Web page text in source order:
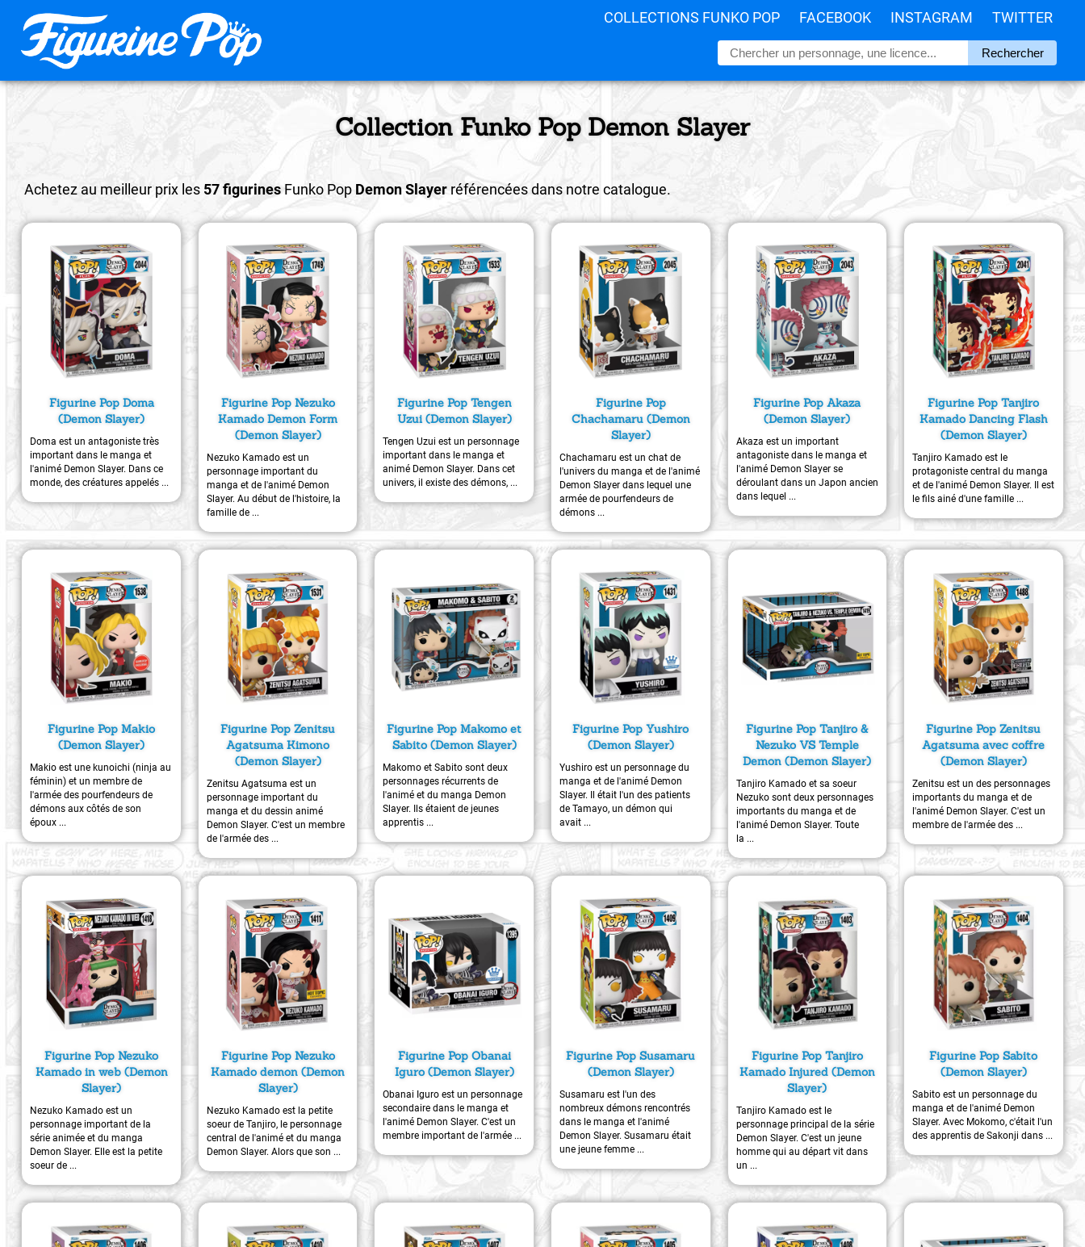
COLLECTIONS FUNKO POP FACEBOOK INSTAGRAM TWITTER
Collection Funko Pop Demon Slayer
Achetez au meilleur prix les 57 figurines Funko Pop Demon Slayer référencées dans notre catalogue.
Figurine Pop Doma
(Demon Slayer)
Doma est un antagoniste très
important dans le manga et
l'animé Demon Slayer. Dans ce
monde, des créatures appelés ...
Figurine Pop Nezuko
Kamado Demon Form
(Demon Slayer)
Nezuko Kamado est un
personnage important du
manga et de l'animé Demon
Slayer. Au début de l'histoire, la
famille de ...
Figurine Pop Tengen
Uzui (Demon Slayer)
Tengen Uzui est un personnage
important dans le manga et
animé Demon Slayer. Dans cet
univers, il existe des démons, ...
Figurine Pop
Chachamaru (Demon
Slayer)
Chachamaru est un chat de
l'univers du manga et de l'animé
Demon Slayer dans lequel une
armée de pourfendeurs de
démons ...
Figurine Pop Akaza
(Demon Slayer)
Akaza est un important
antagoniste dans le manga et
l'animé Demon Slayer se
déroulant dans un Japon ancien
dans lequel ...
Figurine Pop Tanjiro
Kamado Dancing Flash
(Demon Slayer)
Tanjiro Kamado est le
protagoniste central du manga
et de l'animé Demon Slayer. Il est
le fils ainé d'une famille ...
Figurine Pop Makio
(Demon Slayer)
Makio est une kunoichi (ninja au
féminin) et un membre de
l'armée des pourfendeurs de
démons aux côtés de son
époux ...
Figurine Pop Zenitsu
Agatsuma Kimono
(Demon Slayer)
Zenitsu Agatsuma est un
personnage important du
manga et du dessin animé
Demon Slayer. C'est un membre
de l'armée des ...
Figurine Pop Makomo et
Sabito (Demon Slayer)
Makomo et Sabito sont deux
personnages récurrents de
l'animé et du manga Demon
Slayer. Ils étaient de jeunes
apprentis ...
Figurine Pop Yushiro
(Demon Slayer)
Yushiro est un personnage du
manga et de l'animé Demon
Slayer. Il était l'un des patients
de Tamayo, un démon qui
avait ...
Figurine Pop Tanjiro &
Nezuko VS Temple
Demon (Demon Slayer)
Tanjiro Kamado et sa soeur
Nezuko sont deux personnages
importants du manga et de
l'animé Demon Slayer. Toute
la ...
Figurine Pop Zenitsu
Agatsuma avec coffre
(Demon Slayer)
Zenitsu est un des personnages
importants du manga et de
l'animé Demon Slayer. C'est un
membre de l'armée des ...
Figurine Pop Nezuko
Kamado in web (Demon
Slayer)
Nezuko Kamado est un
personnage important de la
série animée et du manga
Demon Slayer. Elle est la petite
soeur de ...
Figurine Pop Nezuko
Kamado demon (Demon
Slayer)
Nezuko Kamado est la petite
soeur de Tanjiro, le personnage
central de l'animé et du manga
Demon Slayer. Alors que son ...
Figurine Pop Obanai
Iguro (Demon Slayer)
Obanai Iguro est un personnage
secondaire dans le manga et
l'animé Demon Slayer. C'est un
membre important de l'armée ...
Figurine Pop Susamaru
(Demon Slayer)
Susamaru est l'un des
nombreux démons rencontrés
dans le manga et l'animé
Demon Slayer. Susamaru était
une jeune femme ...
Figurine Pop Tanjiro
Kamado Injured (Demon
Slayer)
Tanjiro Kamado est le
personnage principal de la série
Demon Slayer. C'est un jeune
homme qui au départ vit dans
un ...
Figurine Pop Sabito
(Demon Slayer)
Sabito est un personnage du
manga et de l'animé Demon
Slayer. Avec Mokomo, c'était l'un
des apprentis de Sakonji dans ...